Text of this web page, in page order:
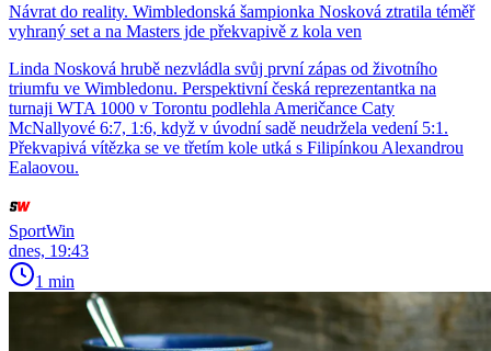
Návrat do reality. Wimbledonská šampionka Nosková ztratila téměř
vyhraný set a na Masters jde překvapivě z kola ven
Linda Nosková hrubě nezvládla svůj první zápas od životního
triumfu ve Wimbledonu. Perspektivní česká reprezentantka na
turnaji WTA 1000 v Torontu podlehla Američance Caty
McNallyové 6:7, 1:6, když v úvodní sadě neudržela vedení 5:1.
Překvapivá vítězka se ve třetím kole utká s Filipínkou Alexandrou
Ealaovou.
SportWin
dnes, 19:43
1 min